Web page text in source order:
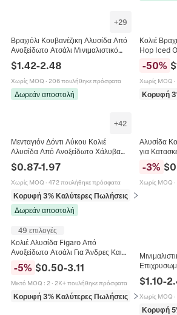
+29
Βραχιόλι Κουβανέζικη Αλυσίδα Από
Ανοξείδωτο Ατσάλι Μινιμαλιστικό
Κόσμημα Μόδας Για Άνδρες Και
Γυναίκες Ασημί Χρώμα
$1.42-2.48
Χωρίς MOQ · 206 πουλήθηκε πρόσφατα
Δωρεάν αποστολή
Κολιέ
Hop Iced
Αξεσουάρ
Κέντρα
-50% $
Χωρίς MOQ ·
Κορυφή
+42
Μενταγιόν Δόντι Λύκου Κολιέ
Αλυσίδα Από Ανοξείδωτο Χάλυβα
Κράμα Κεφάλι Δράκου Vintage
Έθνικ Πανκ Κοσμήματα Για Άνδρες
$0.87-1.97
Χωρίς MOQ · 472 πουλήθηκε πρόσφατα
Κορυφή 3% Καλύτερες Πωλήσεις
σε Κολιέ
Δωρεάν αποστολή
Αλυσίδα
για
Ασημένια
Άνδρες
-3% $
Χωρίς MOQ ·
49 επιλογές
Κολιέ Αλυσίδα Figaro Από
Ανοξείδωτο Ατσάλι Για Άνδρες Και
Γυναίκες Πανκ Χιπ Χοπ Στυλ
Μινιμαλιστικό Αξεσουάρ
Κοσμημάτων
-5% $0.50-3.11
Μικτό MOQ : 2· 2K+ πουλήθηκε πρόσφατα
Κορυφή 3% Καλύτερες Πωλήσεις σε Κολιέ
Για
$1.10-
Χωρίς MOQ ·
Κορυφή